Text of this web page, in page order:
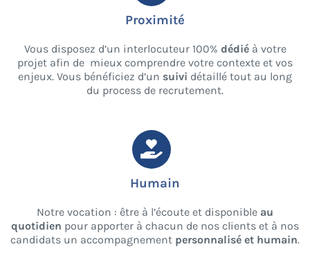
Proximité
Vous disposez d’un interlocuteur 100% dédiéà votre
projet afin de mieux comprendre votre contexte et vos
enjeux. Vous bénéficiez d’un suivi détaillé tout au long
du process de recrutement.
Humain
Notre vocation : être à l’écoute et disponible au
quotidien pour apporter à chacun de nos clients et à nos
candidats un accompagnement personnalisé et humain.